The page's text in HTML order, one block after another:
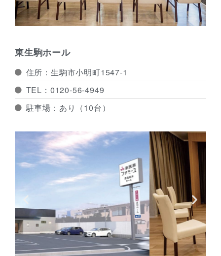
東生駒ホール
住所：生駒市小明町1547-1
TEL：0120-56-4949
駐車場：あり（10台）